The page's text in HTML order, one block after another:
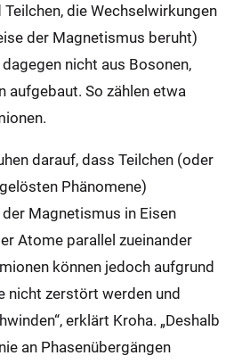
die Wechselwirkungen
der Magnetismus beruht)
nicht aus Bosonen,
aufgebaut. So zählen etwa
darauf, dass Teilchen (oder
Phänomene)
Magnetismus in Eisen
Atome parallel zueinander
können jedoch aufgrund
nicht zerstört werden und
erklärt Kroha. „Deshalb
an Phasenübergängen